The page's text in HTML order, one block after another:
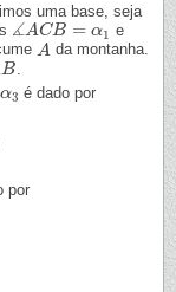
uma base, seja
∡ACB = α1
∡ACB= α1 e
A
A da montanha.
B
α3 é dado por
por